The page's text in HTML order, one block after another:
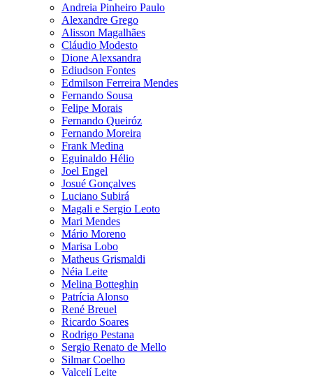
Andreia Pinheiro Paulo
Alexandre Grego
Alisson Magalhães
Cláudio Modesto
Dione Alexsandra
Ediudson Fontes
Edmilson Ferreira Mendes
Fernando Sousa
Felipe Morais
Fernando Queiróz
Fernando Moreira
Frank Medina
Eguinaldo Hélio
Joel Engel
Josué Gonçalves
Luciano Subirá
Magali e Sergio Leoto
Mari Mendes
Mário Moreno
Marisa Lobo
Matheus Grismaldi
Néia Leite
Melina Botteghin
Patrícia Alonso
René Breuel
Ricardo Soares
Rodrigo Pestana
Sergio Renato de Mello
Silmar Coelho
Valcelí Leite